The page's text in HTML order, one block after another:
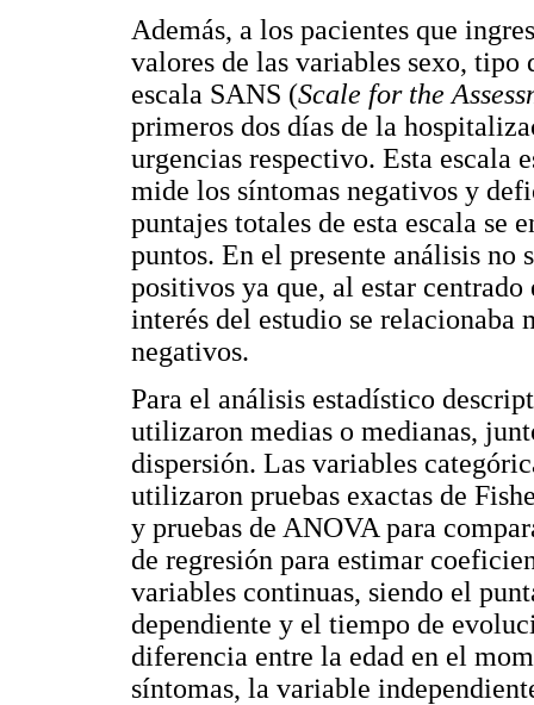
Además, a los pacientes que
valores de las variables sexo,
escala SANS (Scale for the
primeros dos días de la
urgencias respectivo. Esta escala
mide los síntomas negativos y
puntajes totales de esta escala se
puntos. En el presente análisis no
positivos ya que, al estar
interés del estudio se relacionaba
negativos.
Para el análisis estadístico
utilizaron medias o medianas,
dispersión. Las variables
utilizaron pruebas exactas de
y pruebas de ANOVA para
de regresión para estimar
variables continuas, siendo el
dependiente y el tiempo de
diferencia entre la edad en el
síntomas, la variable